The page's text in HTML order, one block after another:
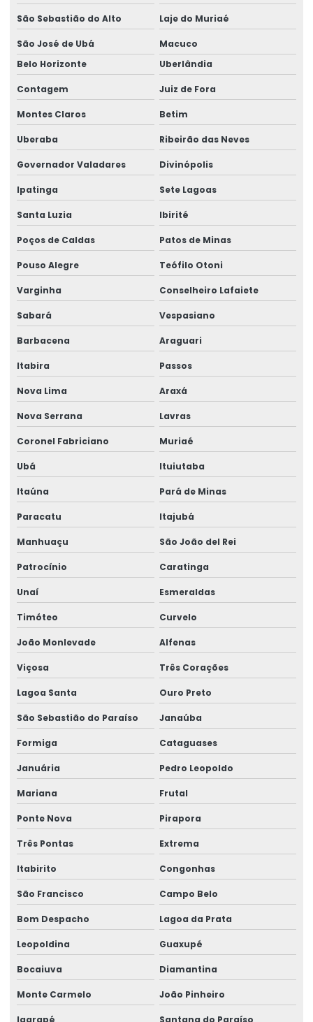
Manutenção preventiva de ponte rolante em mg
Manutenção preventiva de ponte rolante em pr
Manutenção preventiva ponte rolante rio do sul
Manutenção preventiva de ponte rolante em rs
Manutenção preventiva de ponte rolante em sp
Manutenção preventiva em pontes rolantes
Manutenção preventiva de talha elétrica em am
Manutenção preventiva de talha elétrica em mg
Manutenção preventiva de talha elétrica em pr
Manutenção preventiva de talha elétrica em rs
Manutenção preventiva de talha elétrica em sc
Manutenção preventiva de talha elétrica em sp
Manutenção preventiva em talhas elétricas
Modernização de ponte rolante
Montagem De Equipamentos De Elevação
Montagem De Pontes Rolantes Seguras
Montagem e desmontagem de ponte rolante
Montagem de ponte rolante
Montagem de talha elétrica
Montagem Técnica De Sistemas De Elevação
Motor elétrico para ponte rolante
Motor para ponte rolante
Motor redutor para ponte rolante
Movimentação de cargas laner
Painel elétrico para talha
Peças para ponte rolante
Peças para ponte rolante swf
Peças para pontes rolantes de qualquer marca
Peças de reposição para pontes rolantes
Peças de reposição para talhas
Peças sobressalentes multimarcas
São Sebastião do Alto Laje do Muriaé
São José de Ubá
Macuco
Belo Horizonte
Uberlândia
Contagem Juiz de Fora
Montes Claros Betim
Uberaba Ribeirão das Neves
Governador Valadares Divinópolis
Ipatinga Sete Lagoas
Santa Luzia Ibirité
Poços de Caldas Patos de Minas
Pouso Alegre Teófilo Otoni
Varginha Conselheiro Lafaiete
Sabará Vespasiano
Barbacena Araguari
Itabira Passos
Nova Lima Araxá
Nova Serrana Lavras
Coronel Fabriciano Muriaé
Ubá Ituiutaba
Itaúna Pará de Minas
Paracatu Itajubá
Manhuaçu São João del Rei
Patrocínio Caratinga
Unaí Esmeraldas
Timóteo Curvelo
João Monlevade Alfenas
Viçosa Três Corações
Lagoa Santa Ouro Preto
São Sebastião do Paraíso Janaúba
Formiga Cataguases
Januária Pedro Leopoldo
Mariana Frutal
Ponte Nova Pirapora
Três Pontas Extrema
Itabirito Congonhas
São Francisco Campo Belo
Bom Despacho Lagoa da Prata
Leopoldina Guaxupé
Bocaiuva Diamantina
Monte Carmelo João Pinheiro
Igarapé Santana do Paraíso